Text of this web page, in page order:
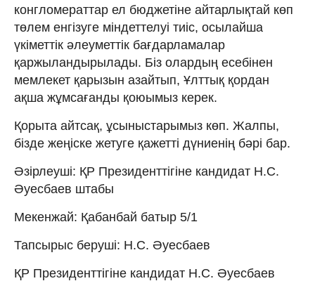
конгломераттар ел бюджетіне айтарлықтай көп
төлем енгізуге міндеттелуі тиіс, осылайша
үкіметтік әлеуметтік бағдарламалар
қаржыландырылады. Біз олардың есебінен
мемлекет қарызын азайтып, Ұлттық қордан
ақша жұмсағанды қоюымыз керек.
Қорыта айтсақ, ұсыныстарымыз көп. Жалпы,
бізде жеңіске жетуге қажетті дүниенің бәрі бар.
Әзірлеуші: ҚР Президенттігіне кандидат Н.С.
Әуесбаев штабы
Мекенжай: Қабанбай батыр 5/1
Тапсырыс беруші: Н.С. Әуесбаев
ҚР Президенттігіне кандидат Н.С. Әуесбаев